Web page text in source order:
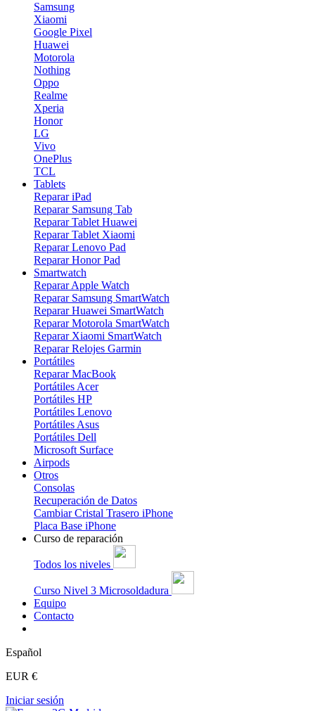
Samsung
Xiaomi
Google Pixel
Huawei
Motorola
Nothing
Oppo
Realme
Xperia
Honor
LG
Vivo
OnePlus
TCL
Tablets
Reparar iPad
Reparar Samsung Tab
Reparar Tablet Huawei
Reparar Tablet Xiaomi
Reparar Lenovo Pad
Reparar Honor Pad
Smartwatch
Reparar Apple Watch
Reparar Samsung SmartWatch
Reparar Huawei SmartWatch
Reparar Motorola SmartWatch
Reparar Xiaomi SmartWatch
Reparar Relojes Garmin
Portátiles
Reparar MacBook
Portátiles Acer
Portátiles HP
Portátiles Lenovo
Portátiles Asus
Portátiles Dell
Microsoft Surface
Airpods
Otros
Consolas
Recuperación de Datos
Cambiar Cristal Trasero iPhone
Placa Base iPhone
Curso de reparación
Todos los niveles
Curso Nivel 3 Microsoldadura
Equipo
Contacto
Español
EUR €
Iniciar sesión